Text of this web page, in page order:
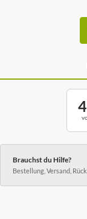
Brauchst du Hilfe?
Bestellung, Versand,